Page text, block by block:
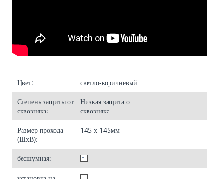
Цвет: светло-коричневый
Степень защиты от
сквозняка:
Низкая защита от
сквозняка
Размер прохода
(ШхВ):
145 х 145мм
бесшумная: